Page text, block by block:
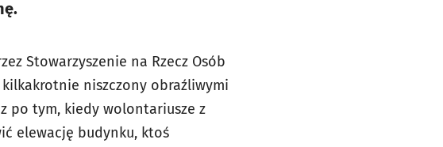
Stowarzyszenie na Rzecz Osób
niszczony obraźliwymi
po tym, kiedy wolontariusze z
elewację budynku, ktoś